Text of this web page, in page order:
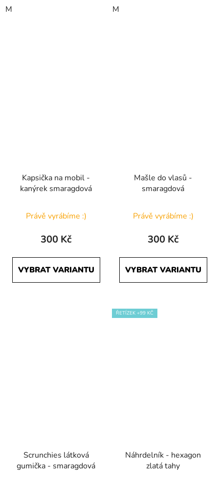
M
M
Kapsička na mobil -
kanýrek smaragdová
Právě vyrábíme :)
300 Kč
VYBRAT VARIANTU
Mašle do vlasů -
smaragdová
Právě vyrábíme :)
300 Kč
VYBRAT VARIANTU
Scrunchies látková
gumička - smaragdová
ŘETÍZEK +99 KČ
Náhrdelník - hexagon
zlatá tahy